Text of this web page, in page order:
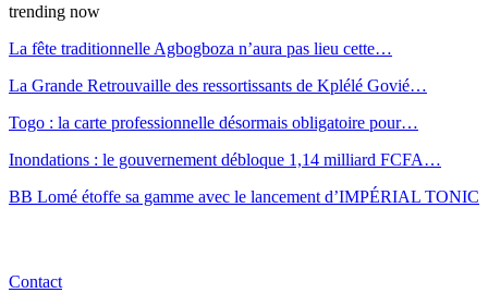
trending now
La fête traditionnelle Agbogboza n’aura pas lieu cette…
La Grande Retrouvaille des ressortissants de Kplélé Govié…
Togo : la carte professionnelle désormais obligatoire pour…
Inondations : le gouvernement débloque 1,14 milliard FCFA…
BB Lomé étoffe sa gamme avec le lancement d’IMPÉRIAL TONIC
Contact